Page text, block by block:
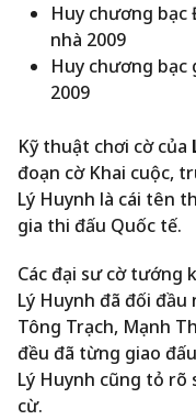
Huy chương
nhà 2009
Huy chương bạc
2009
Kỹ thuật chơi cờ của
đoạn cờ Khai cuộc,
Lý Huynh là cái tên
gia thi đấu Quốc tế.
Các đại sư cờ tướng
Lý Huynh đã đối
Tông Trạch, Mạnh
đều đã từng giao
Lý Huynh cũng tỏ rõ
cừ.